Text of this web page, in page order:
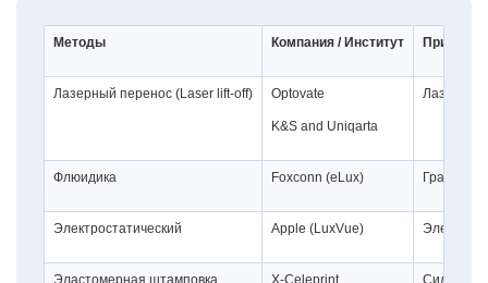
Методы Компания / Институт Принцип
Лазерный перенос (Laser lift-off) Optovate
K&S and Uniqarta
Лазер
Флюидика Foxconn (eLux)
Электростатический Apple (LuxVue)